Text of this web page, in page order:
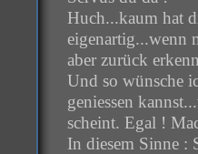
Huch...kaum hat
eigenartig...wenn
aber zurück
Und so wünsche
geniessen
scheint. Egal !
In diesem Sinne :